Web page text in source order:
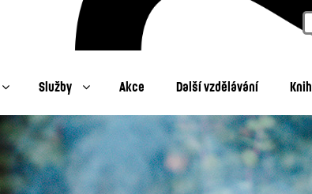
Služby Akce Další vzdělávání